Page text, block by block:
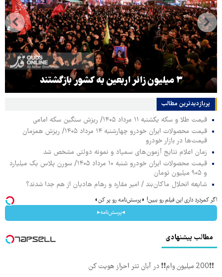
۳ میلیون زائر اربعین به کشور بازگشتند
پربازدیدترین‌ مطالب
قیمت طلا و سکه یکشنبه ۱۱ مرداد ۱۴۰۵/ ریزش سنگین سکه امامی
قیمت محصولات ایران خودرو چهارشنبه ۱۴ مرداد ۱۴۰۵/ ریزش همزمان
قیمت‌ها در بازار خودرو
زمان اعلام نتایج آزمون‌های سمپاد و نمونه دولتی مشخص شد
قیمت محصولات ایران خودرو شنبه ۱۰ مرداد ۱۴۰۵/ سورن پلاس یک میلیارد
و ۹۰۵ میلیون تومان
شایعه انحلال ماکان‌بند / امیر مقاره و رهام هادیان از هم جدا شدند؟
اگر کمردرد داری این فیلم رو ببین! ◗پرسش‌نامه رو پر کن◖
◂پرسش‌نامه▸
مطالب پیشنهادی
❗❗200 میلیون وام❗❗ در آبان تتر احراز هویت کن